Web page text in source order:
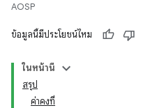
AOSP
ข้อมูลนี้มีประโยชน์ไหม
ในหน้านี้
สรุป
ค่าคงที่